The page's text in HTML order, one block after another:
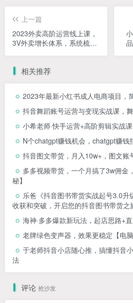
上一篇
2023外卖高阶运营线上课，
3V外卖增长体系，系统梳
相关推荐
2023年最新小红书成人电商项目，
抖音舞蹈账号运营与变现实战课，
小希老师·快手运营+高阶剪辑实战课
N个chatgpt赚钱机会，chatgpt赚钱
抖音图文带货，月入10w+，图文账
多多视频带货，一个月搞了3w佣金
秘】
乐爸《抖音图书带货实战起号3.0升
收获和突破，开启您的抖音图书带货之
海神·多多爆款新玩法，​起店思路+
老牌绿色变声器，效果更稳定【电脑
于老师抖音小店随心推，搞懂抖音
法
评论 抢沙发